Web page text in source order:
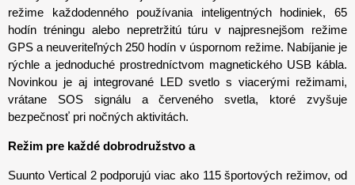
režime každodenného používania inteligentných hodiniek, 65
hodín tréningu alebo nepretržitú túru v najpresnejšom režime
GPS a neuveriteľných 250 hodín v úspornom režime. Nabíjanie je
rýchle a jednoduché prostredníctvom magnetického USB kábla.
Novinkou je aj integrované LED svetlo s viacerými režimami,
vrátane SOS signálu a červeného svetla, ktoré zvyšuje
bezpečnosť pri nočných aktivitách.
Režim pre každé dobrodružstvo a
Suunto Vertical 2 podporujú viac ako 115 športových režimov, od